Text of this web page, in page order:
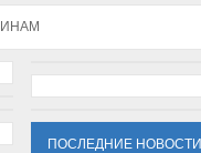
ПОСЛЕДНИЕ НОВОСТИ